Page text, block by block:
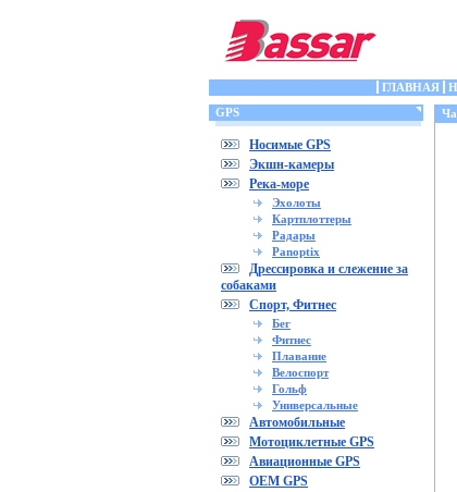
ГЛАВНАЯ
GPS
Носимые GPS
Экшн-камеры
Река-море
Эхолоты
Картплоттеры
Радары
Panoptix
Дрессировка и слежение за
собаками
Спорт, Фитнес
Бег
Фитнес
Плавание
Велоспорт
Гольф
Универсальные
Автомобильные
Мотоциклетные GPS
Авиационные GPS
OEM GPS